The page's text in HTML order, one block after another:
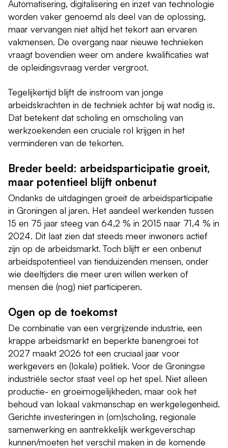
Automatisering, digitalisering en inzet van technologie
worden vaker genoemd als deel van de oplossing,
maar vervangen niet altijd het tekort aan ervaren
vakmensen. De overgang naar nieuwe technieken
vraagt bovendien weer om andere kwalificaties wat
de opleidingsvraag verder vergroot.
Tegelijkertijd blijft de instroom van jonge
arbeidskrachten in de techniek achter bij wat nodig is.
Dat betekent dat scholing en omscholing van
werkzoekenden een cruciale rol krijgen in het
verminderen van de tekorten.
Breder beeld: arbeidsparticipatie groeit,
maar potentieel blijft onbenut
Ondanks de uitdagingen groeit de arbeidsparticipatie
in Groningen al jaren. Het aandeel werkenden tussen
15 en 75 jaar steeg van 64,2 % in 2015 naar 71,4 % in
2024. Dit laat zien dat steeds meer inwoners actief
zijn op de arbeidsmarkt. Toch blijft er een onbenut
arbeidspotentieel van tienduizenden mensen, onder
wie deeltijders die meer uren willen werken of
mensen die (nog) niet participeren.
Ogen op de toekomst
De combinatie van een vergrijzende industrie, een
krappe arbeidsmarkt en beperkte banengroei tot
2027 maakt 2026 tot een cruciaal jaar voor
werkgevers en (lokale) politiek. Voor de Groningse
industriële sector staat veel op het spel. Niet alleen
productie- en groeimogelijkheden, maar ook het
behoud van lokaal vakmanschap en werkgelegenheid.
Gerichte investeringen in (om)scholing, regionale
samenwerking en aantrekkelijk werkgeverschap
kunnen/moeten het verschil maken in de komende